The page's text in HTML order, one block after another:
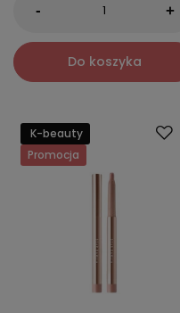
- +
Do koszyka
K-beauty
Promocja